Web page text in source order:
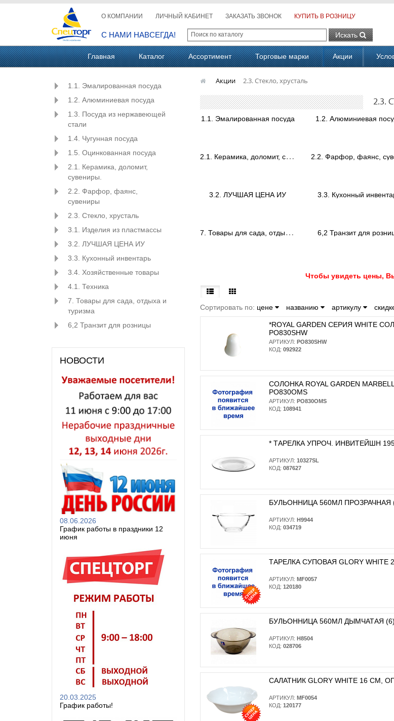
О КОМПАНИИ ЛИЧНЫЙ КАБИНЕТ ЗАКАЗАТЬ ЗВОНОК КУПИТЬ В РОЗНИЦУ
С НАМИ НАВСЕГДА! Искать
Главная Каталог Ассортимент Торговые марки Акции
1.1. Эмалированная посуда
1.2. Алюминиевая посуда
1.3. Посуда из нержавеющей
стали
1.4. Чугунная посуда
1.5. Оцинкованная посуда
2.1. Керамика, доломит,
сувениры.
2.2. Фарфор, фаянс,
сувениры
2.3. Стекло, хрусталь
3.1. Изделия из пластмассы
3.2. ЛУЧШАЯ ЦЕНА ИУ
3.3. Кухонный инвентарь
3.4. Хозяйственные товары
4.1. Техника
7. Товары для сада, отдыха и
туризма
6,2 Транзит для розницы
НОВОСТИ
08.06.2026
График работы в праздники 12
июня
20.03.2025
График работы!
Акции 2.3. Стекло, хрусталь
2.3.
1.1. Эмалированная посуда 1.2. Алюминиевая
2
.1. Керамика, доломит, сувениры.
3.2. ЛУЧШАЯ ЦЕНА ИУ 3.3. Кухонный
7
. Товары для сада, отдыха и туризма 6,2 Транзит для
Чтобы увидеть цены,
Сортировать по: цене названию артикулу
*ROYAL GARDEN СЕРИЯ WHITE
PO830SHW
АРТИКУЛ: PO830SHW
КОД: 092922
СОЛОНКА ROYAL GARDEN
PO830OMS
АРТИКУЛ: PO830OMS
КОД: 108941
* ТАРЕЛКА УПРОЧ. ИНВИТЕЙШН 195
АРТИКУЛ: 10327SL
КОД: 087627
БУЛЬОННИЦА 560МЛ ПРОЗРАЧНАЯ
АРТИКУЛ: H9944
КОД: 034719
ТАРЕЛКА СУПОВАЯ GLORY
АРТИКУЛ: MF0057
КОД: 120180
БУЛЬОННИЦА 560МЛ ДЫМЧАТАЯ (6)
АРТИКУЛ: H8504
КОД: 028706
САЛАТНИК GLORY WHITE 16 СМ,
АРТИКУЛ: MF0054
КОД: 120177